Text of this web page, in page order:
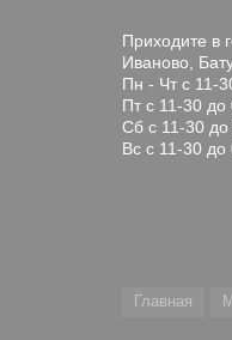
Приходите в
Иваново,
Пн - Чт с 11-
Пт с 11-30 до
Сб с 11-30
Вс с 11-30 до
Главная